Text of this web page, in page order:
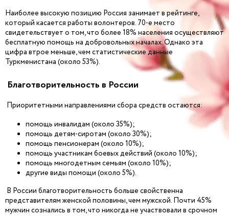
Наиболее высокую позицию Россия занимает в рейтинге,
который касается работы волонтеров. 70-е место
свидетельствует о том, что более 18% населения осуществляют
бесплатную помощь на добровольных началах. Однако эта
цифра втрое меньше, чем статистические данные
Туркменистана (около 53%).
Благотворительность в России
Приоритетными направлениями сбора средств остаются:
помощь инвалидам (около 35%);
помощь детям-сиротам (около 30%);
помощь пенсионерам (около 10%);
помощь участникам боевых действий (около 10%);
помощь многодетным семьям (около 10%);
другие виды помощи (около 5%).
В России благотворительность больше свойственна
представителям женской половины, чем мужской. Почти 45%
мужчин сознались в том, что никогда не участвовали в срочном